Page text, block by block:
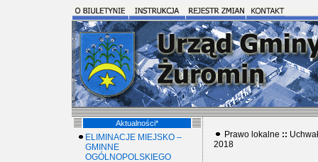
Aktualności*
ELIMINACJE MIEJSKO –
GMINNE
OGÓLNOPOLSKIEGO
Prawo lokalne ::
2018